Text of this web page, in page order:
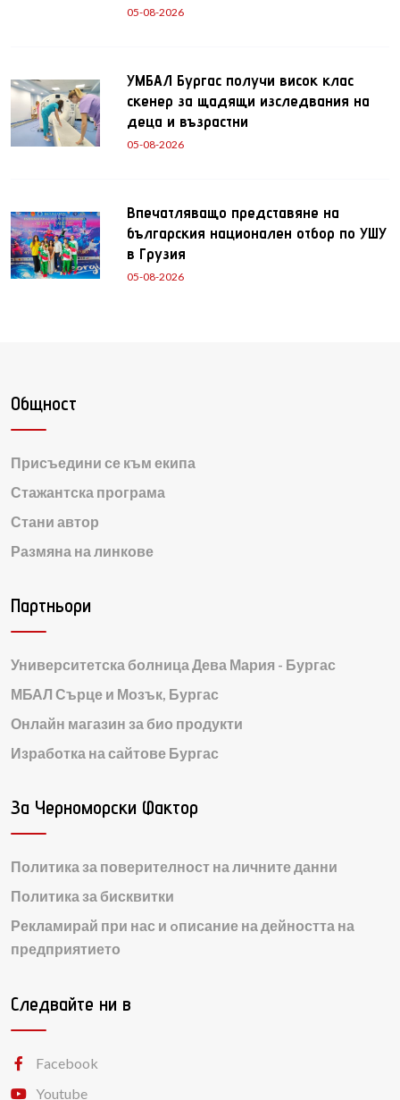
05-08-2026
УМБАЛ Бургас получи висок клас
скенер за щадящи изследвания на
деца и възрастни
05-08-2026
Впечатляващо представяне на
българския национален отбор по УШУ
в Грузия
05-08-2026
Общност
Присъедини се към екипа
Стажантска програма
Стани автор
Размяна на линкове
Партньори
Университетска болница Дева Мария - Бургас
МБАЛ Сърце и Мозък, Бургас
Онлайн магазин за био продукти
Изработка на сайтове Бургас
За Черноморски Фактор
Политика за поверителност на личните данни
Политика за бисквитки
Рекламирай при нас и oписание на дейността на
предприятието
Следвайте ни в
Facebook
Youtube